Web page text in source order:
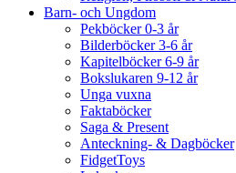
Barn- och Ungdom
Pekböcker 0-3 år
Bilderböcker 3-6 år
Kapitelböcker 6-9 år
Bokslukaren 9-12 år
Unga vuxna
Faktaböcker
Saga & Present
Anteckning- & Dagböcker
FidgetToys